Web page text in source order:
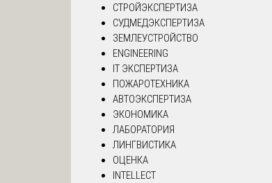
СТРОЙЭКСПЕРТИЗА
СУДМЕДЭКСПЕРТИЗА
ЗЕМЛЕУСТРОЙСТВО
ENGINEERING
IT ЭКСПЕРТИЗА
ПОЖАРОТЕХНИКА
АВТОЭКСПЕРТИЗА
ЭКОНОМИКА
ЛАБОРАТОРИЯ
ЛИНГВИСТИКА
ОЦЕНКА
INTELLECT